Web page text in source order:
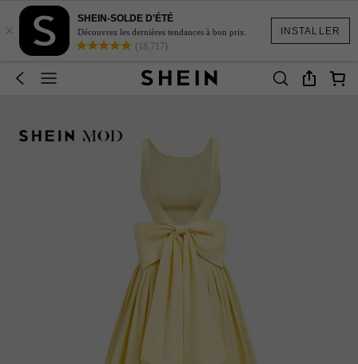
INSTALLER
×
SHEIN-SOLDE D'ÉTÉ
Découvrez les dernières tendances à bon prix.
(18,717)